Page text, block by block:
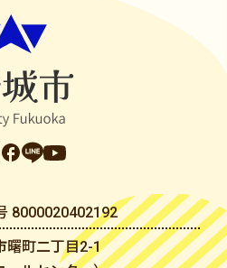
8000020402192
曙町二丁目2-1